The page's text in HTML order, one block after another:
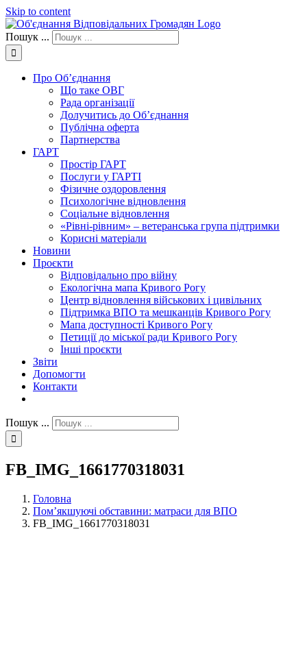
Skip to content
Пошук ...
Про Об’єднання
Що таке ОВГ
Рада організації
Долучитись до Об’єднання
Публічна оферта
Партнерства
ГАРТ
Простір ГАРТ
Послуги у ГАРТІ
Фізичне оздоровлення
Психологічне відновлення
Соціальне відновлення
«Рівні-рівним» – ветеранська група підтримки
Корисні матеріали
Новини
Проєкти
Відповідально про війну
Екологічна мапа Кривого Рогу
Центр відновлення військових і цивільних
Підтримка ВПО та мешканців Кривого Рогу
Мапа доступності Кривого Рогу
Петиції до міської ради Кривого Рогу
Інші проєкти
Звіти
Допомогти
Контакти
Пошук ...
FB_IMG_1661770318031
Головна
Пом’якшуючі обставини: матраси для ВПО
FB_IMG_1661770318031